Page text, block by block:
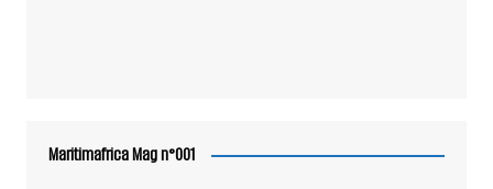
Maritimafrica Mag n°001